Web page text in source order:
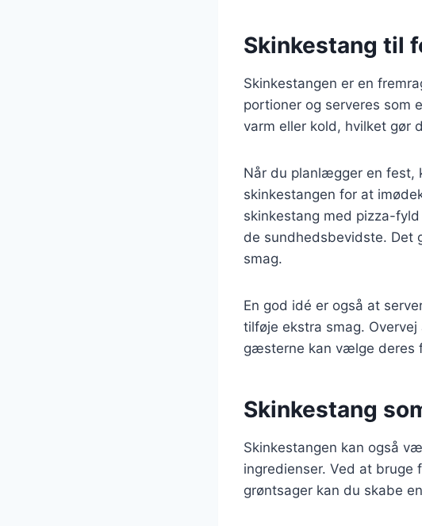
Skinkestang til
Skinkestangen er en
portioner og serveres som
varm eller kold, hvilket gør
Når du planlægger en fest,
skinkestangen for at
skinkestang med pizza-
de sundhedsbevidste. Det
smag.
En god idé er også at
tilføje ekstra smag.
gæsterne kan vælge deres
Skinkestang
Skinkestangen kan også
ingredienser. Ved at
grøntsager kan du skabe